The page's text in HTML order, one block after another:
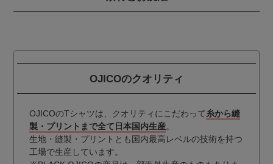
OJICOのクオリティ
OJICOのTシャツは、クオリティにこだわって 糸から縫
製・プリントまで全て日本国内生産。
生地・縫製・プリントとも国内最高レベルの技術を持つ
工場で生産しています。